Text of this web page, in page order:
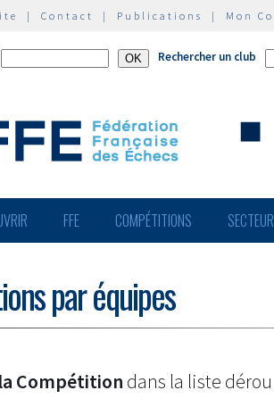
| Contact | Publications | Mon
Rechercher un club
FFE COMPÉTITIONS
par équipes
Compétition dans la liste